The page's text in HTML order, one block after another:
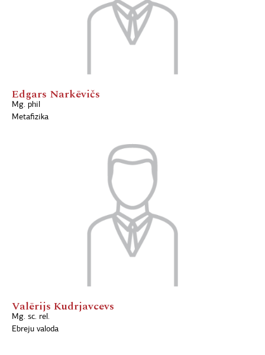
Edgars Narkēvičs
Mg. phil
Metafizika
Valērijs Kudrjavcevs
Mg. sc. rel.
Ebreju valoda